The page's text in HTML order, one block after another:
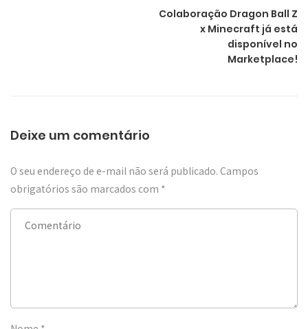
Colaboração Dragon Ball Z
x Minecraft já está
disponível no
Marketplace!
Deixe um comentário
O seu endereço de e-mail não será publicado. Campos
obrigatórios são marcados com *